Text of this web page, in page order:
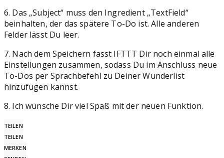
6. Das „Subject“ muss den Ingredient „TextField“
beinhalten, der das spätere To-Do ist. Alle anderen
Felder lässt Du leer.
7. Nach dem Speichern fasst IFTTT Dir noch einmal alle
Einstellungen zusammen, sodass Du im Anschluss neue
To-Dos per Sprachbefehl zu Deiner Wunderlist
hinzufügen kannst.
8. Ich wünsche Dir viel Spaß mit der neuen Funktion.
TEILEN
TEILEN
MERKEN